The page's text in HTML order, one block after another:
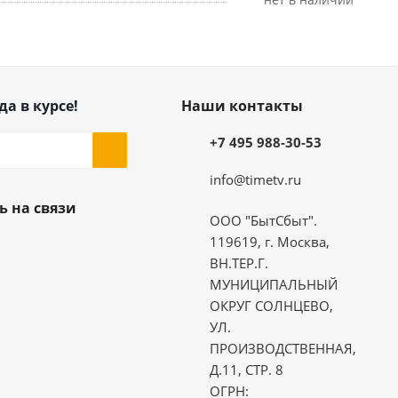
в курсе!
на связи
Наши контакты
+7 495 988-30-53
info@timetv.ru
ООО "БытСбыт".
119619, г. Москва,
ВН.ТЕР.Г.
МУНИЦИПАЛЬНЫЙ
ОКРУГ СОЛНЦЕВО,
УЛ.
ПРОИЗВОДСТВЕННАЯ,
Д.11, СТР. 8
ОГРН: